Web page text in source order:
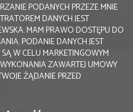
PODANYCH PRZEZE MNIE
DANYCH JEST
MAM PRAWO DOSTĘPU DO
PODANIE DANYCH JEST
W CELU MARKETINGOWYM
ZAWARTEJ UMOWY
ŻĄDANIE PRZED